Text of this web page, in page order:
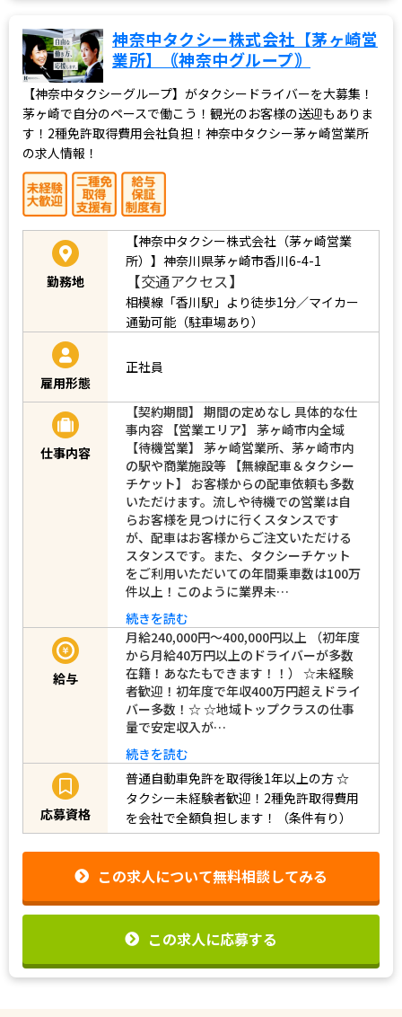
神奈中タクシー株式会社【茅ヶ崎営
業所】｟神奈中グループ｠
【神奈中タクシーグループ】がタクシードライバーを大募集！
茅ヶ崎で自分のペースで働こう！観光のお客様の送迎もありま
す！2種免許取得費用会社負担！神奈中タクシー茅ヶ崎営業所
の求人情報！
勤務地
【神奈中タクシー株式会社（茅ヶ崎営業
所）】神奈川県茅ヶ崎市香川6-4-1
【交通アクセス】
相模線「香川駅」より徒歩1分／マイカー
通勤可能（駐車場あり）
雇用形態
正社員
仕事内容
【契約期間】 期間の定めなし 具体的な仕
事内容 【営業エリア】 茅ヶ崎市内全域
【待機営業】 茅ヶ崎営業所、茅ヶ崎市内
の駅や商業施設等 【無線配車＆タクシー
チケット】 お客様からの配車依頼も多数
いただけます。流しや待機での営業は自
らお客様を見つけに行くスタンスです
が、配車はお客様からご注文いただける
スタンスです。また、タクシーチケット
をご利用いただいての年間乗車数は100万
件以上！このように業界未…
続きを読む
給与
月給240,000円～400,000円以上 （初年度
から月給40万円以上のドライバーが多数
在籍！あなたもできます！！） ☆未経験
者歓迎！初年度で年収400万円超えドライ
バー多数！☆ ☆地域トップクラスの仕事
量で安定収入が…
続きを読む
応募資格
普通自動車免許を取得後1年以上の方☆
タクシー未経験者歓迎！2種免許取得費用
を会社で全額負担します！（条件有り）
この求人について無料相談してみる
この求人に応募する